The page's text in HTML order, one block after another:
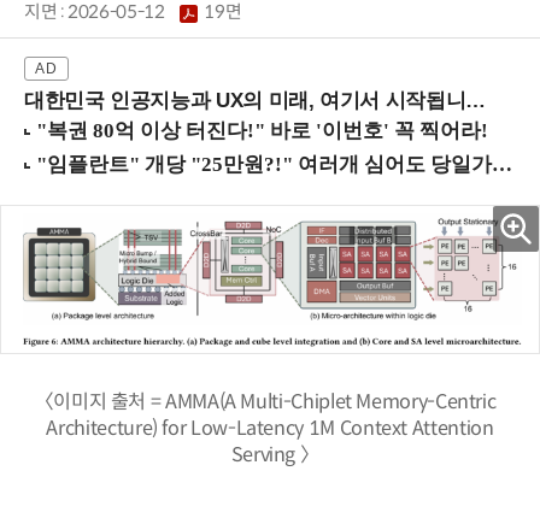
지면 :2026-05-12 19면
대한민국 인공지능과 UX의 미래, 여기서 시작됩니다! (9/2 강남역)
〈이미지 출처 = AMMA(A Multi-Chiplet Memory-Centric
Architecture) for Low-Latency 1M Context Attention
Serving 〉